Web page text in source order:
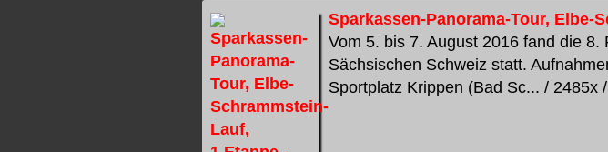
Sparkassen-Panorama-Tour, Elbe-
Vom 5. bis 7. August 2016 fand die
Sächsischen Schweiz statt.
Sportplatz Krippen (Bad Sc... / 2485x